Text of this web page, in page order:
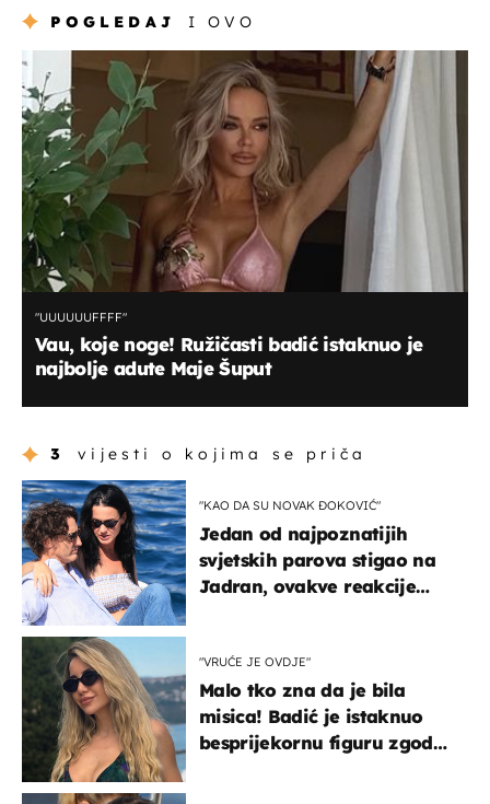
POGLEDAJ I OVO
"UUUUUUFFFF"
Vau, koje noge! Ružičasti badić istaknuo je
najbolje adute Maje Šuput
3 vijesti o kojima se priča
"KAO DA SU NOVAK ĐOKOVIĆ"
Jedan od najpoznatijih
svjetskih parova stigao na
Jadran, ovakve reakcije
"VRUĆE JE OVDJE"
Malo tko zna da je bila
misica! Badić je istaknuo
besprijekornu figuru zgodne